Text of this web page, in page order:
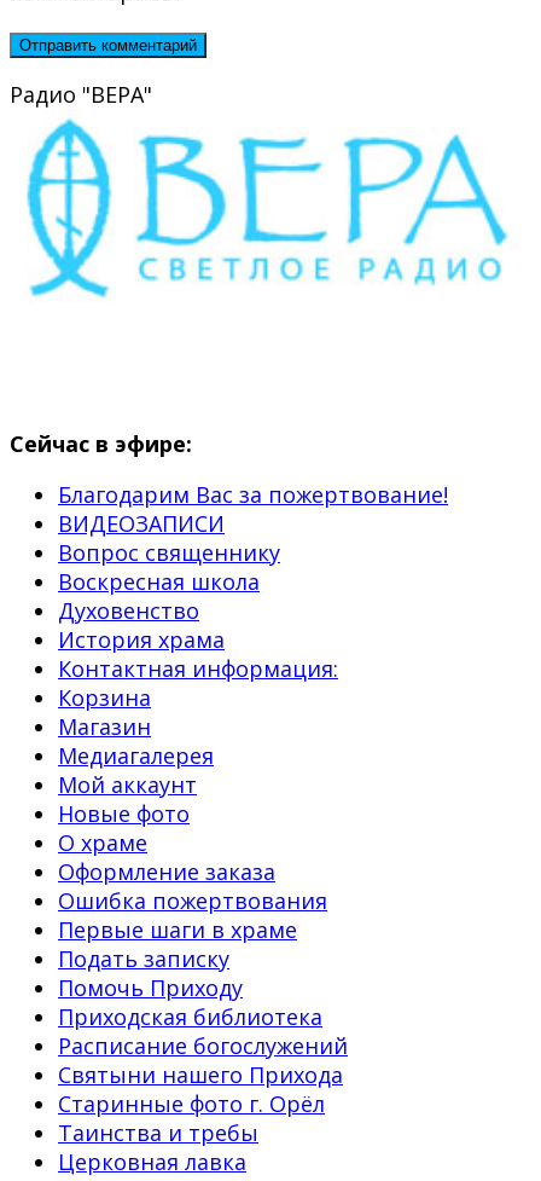
Радио "ВЕРА"
Сейчас в эфире:
Благодарим Вас за пожертвование!
ВИДЕОЗАПИСИ
Вопрос священнику
Воскресная школа
Духовенство
История храма
Контактная информация:
Корзина
Магазин
Медиагалерея
Мой аккаунт
Новые фото
О храме
Оформление заказа
Ошибка пожертвования
Первые шаги в храме
Подать записку
Помочь Приходу
Приходская библиотека
Расписание богослужений
Святыни нашего Прихода
Старинные фото г. Орёл
Таинства и требы
Церковная лавка